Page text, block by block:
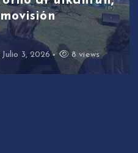
Julio 3, 2026 8 views